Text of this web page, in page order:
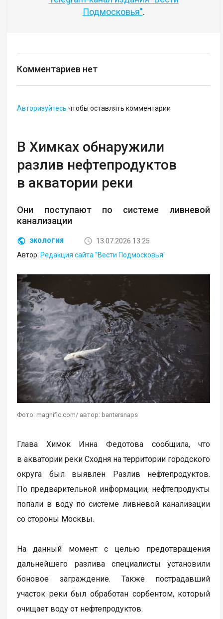
Подмосковья".
Комментариев нет
Авторизуйтесь чтобы оставлять комментарии
В Химках обнаружили
разлив нефтепродуктов
в акватории реки
Они поступают по системе ливневой
канализации
ЭКОЛОГИЯ
13.07.2026 13:25
Автор: Редакция сайта "Вести Подмосковья"
Фото: magnific.com/ автор: bantersnaps
Глава Химок Инна Федотова сообщила, что
в акватории реки Сходня на территории городского
округа был выявлен Разлив нефтепродуктов.
По предварительной информации, нефтепродукты
попали в воду по системе ливневой канализации
со стороны Москвы.
На данный момент с целью предотвращения
дальнейшего разлива специалисты установили
боновое заграждение. Также пострадавший
участок реки был обработан сорбентом, который
очищает воду от нефтепродуктов.